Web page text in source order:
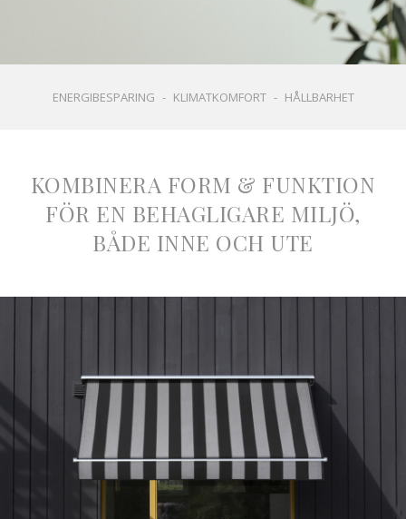
ENERGIBESPARING - KLIMATKOMFORT - HÅLLBARHET
KOMBINERA FORM & FUNKTION
FÖR EN BEHAGLIGARE MILJÖ,
BÅDE INNE OCH UTE